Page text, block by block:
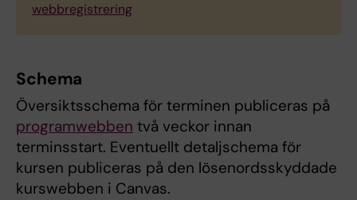
webbregistrering
Schema
Översiktsschema för terminen publiceras på
programwebben två veckor innan
terminsstart. Eventuellt detaljschema för
kursen publiceras på den lösenordsskyddade
kurswebben i Canvas.